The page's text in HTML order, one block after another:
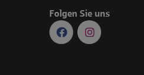
Folgen Sie uns